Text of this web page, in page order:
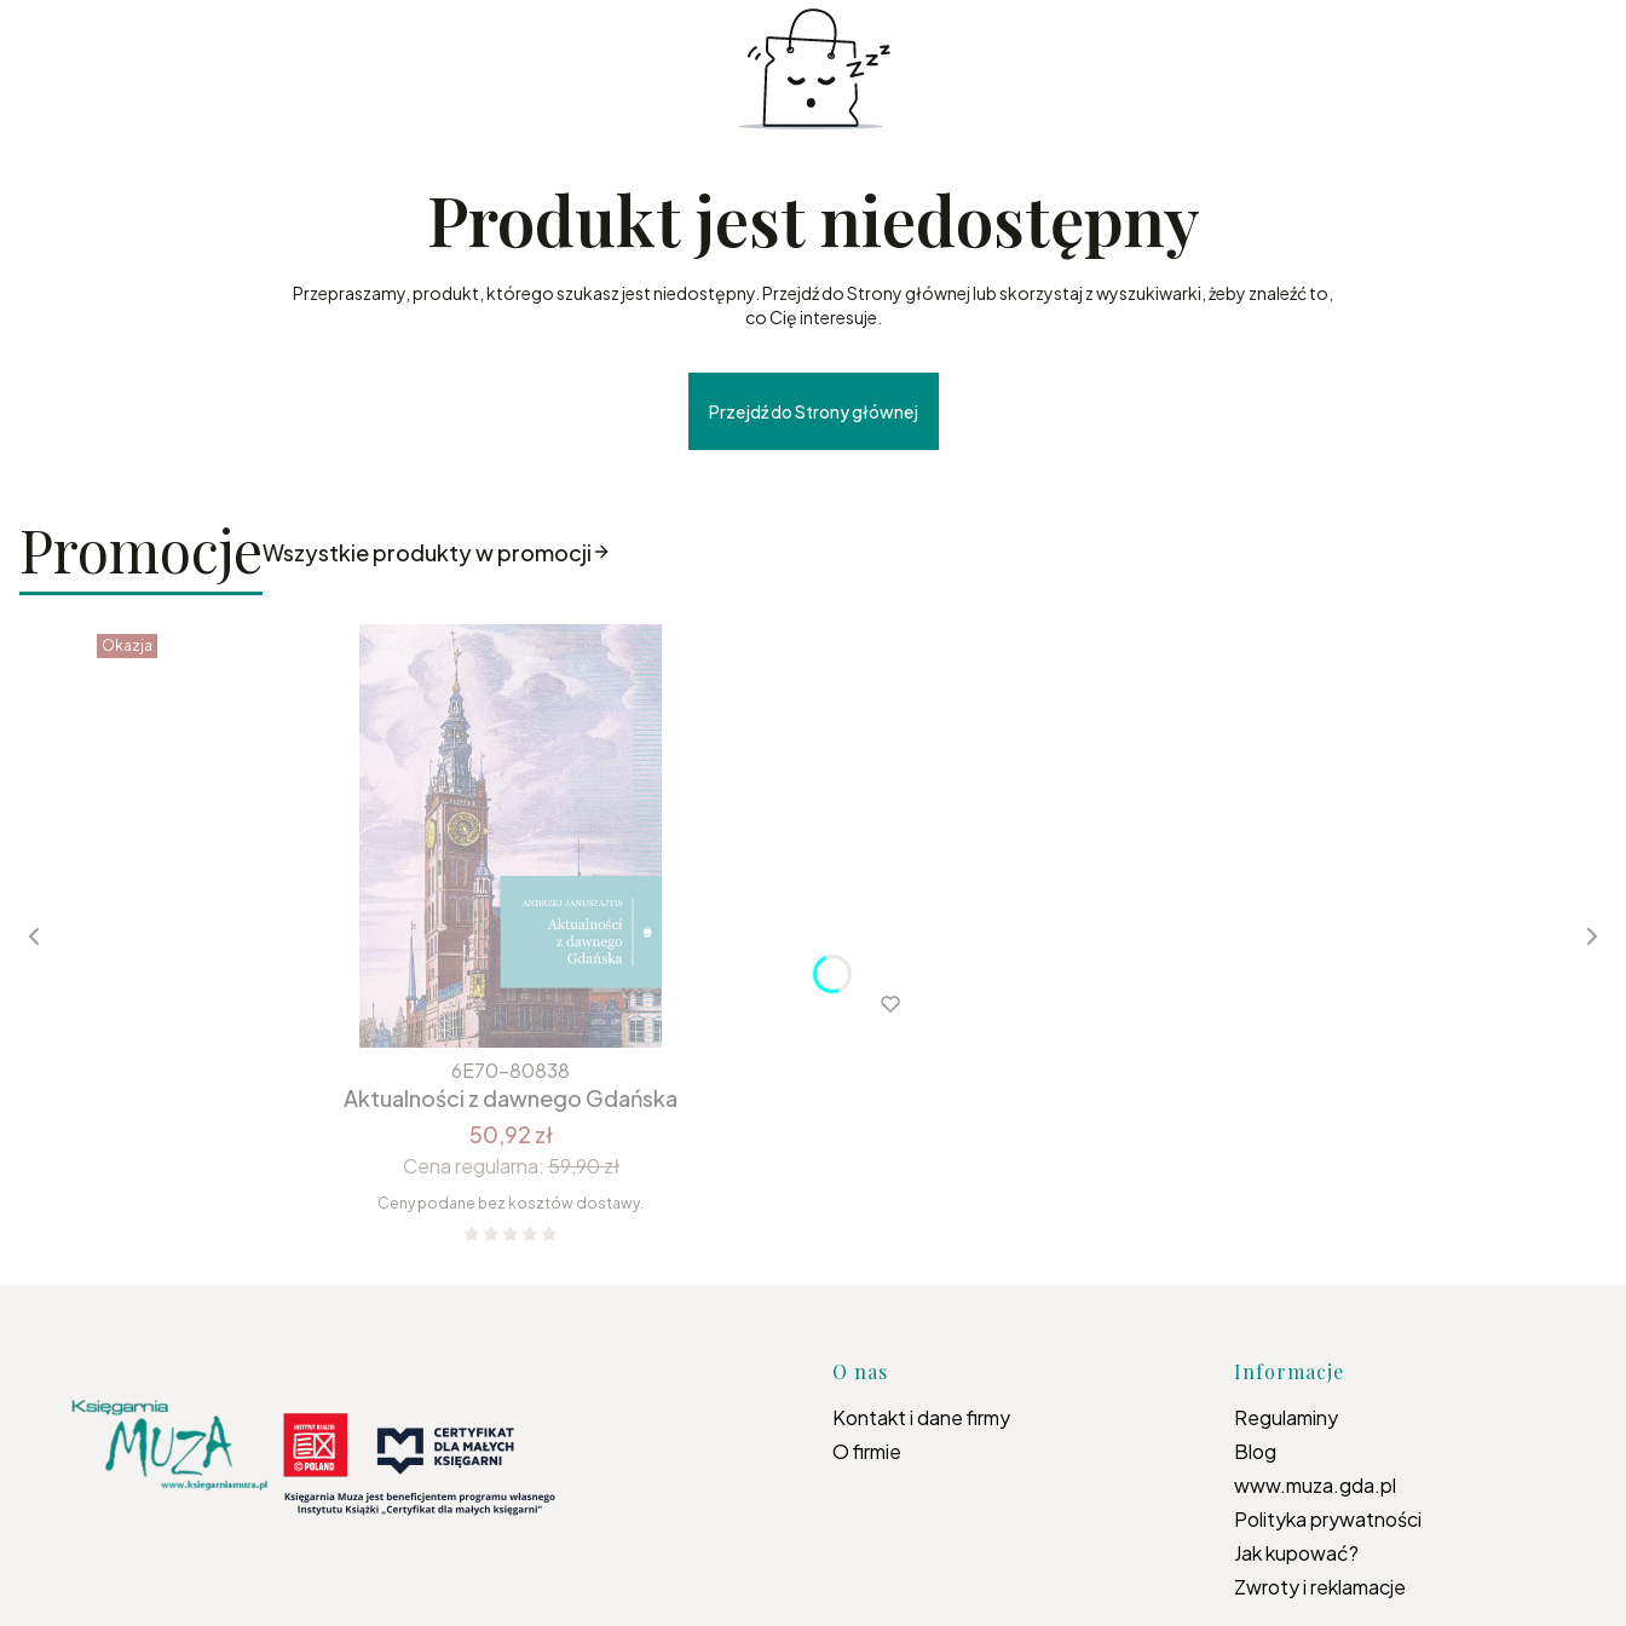
Produkt jest niedostępny
Przepraszamy, produkt, którego szukasz jest niedostępny. Przejdź do Strony głównej lub skorzystaj z wyszukiwarki, żeby znaleźć to,
co Cię interesuje.
Przejdź do Strony głównej
PromocjeWszystkie produkty w promocji
Okazja
6E70-80838
Aktualności z dawnego Gdańska
50,92 zł
Cena regularna: 59,90 zł
Ceny podane bez kosztów dostawy.
Linki w stopce
O nas
Kontakt i dane firmy
O firmie
Informacje
Regulaminy
Blog
www.muza.gda.pl
Polityka prywatności
Jak kupować?
Zwroty i reklamacje